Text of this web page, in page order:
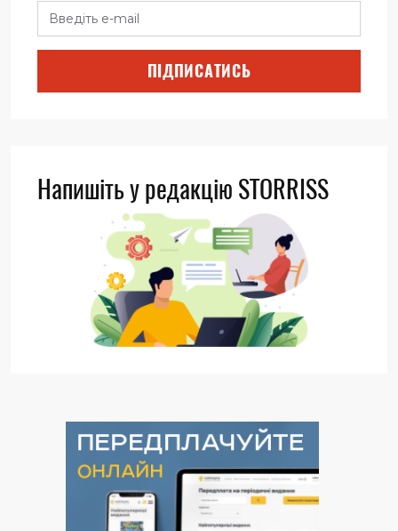
ПІДПИСАТИСЬ
Напишіть у редакцію STORRISS